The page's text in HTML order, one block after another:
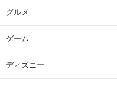
グルメ
ゲーム
ディズニー